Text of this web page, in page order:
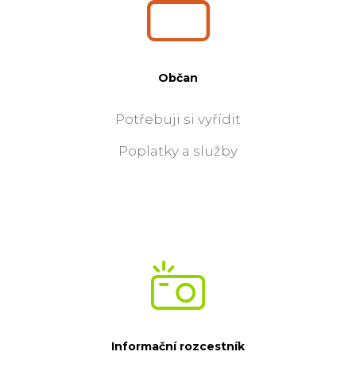
Občan
Potřebuji si vyřídit
Poplatky a služby
Informační rozcestník